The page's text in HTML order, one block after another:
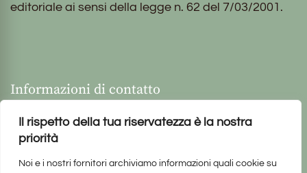
Il rispetto della tua riservatezza è la nostra
priorità
Noi e i nostri fornitori archiviamo informazioni quali cookie su
editoriale ai sensi della legge n. 62 del 7/03/2001.
Informazioni di contatto